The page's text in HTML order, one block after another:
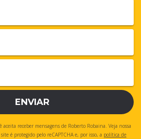
ENVIAR
receber mensagens de Roberto Robaina. Veja nossa
site é protegido pelo reCAPTCHA e, por isso, a política de